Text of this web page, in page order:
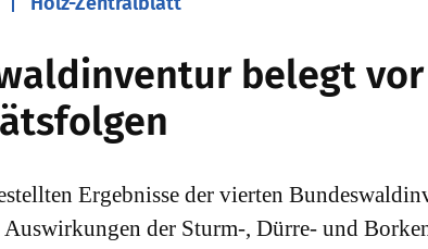
belegt
Ergebnisse der vierten
der Sturm-, Dürre- und